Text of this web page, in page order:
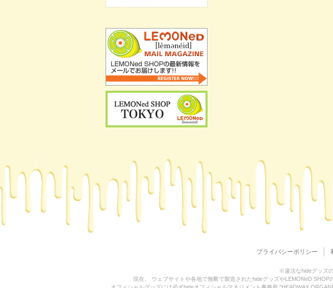
プライバシーポリシー
※違法なhideグッズ
現在、 ウェブサイトや各地で無断で製造されたhideグッズやLEMONeD